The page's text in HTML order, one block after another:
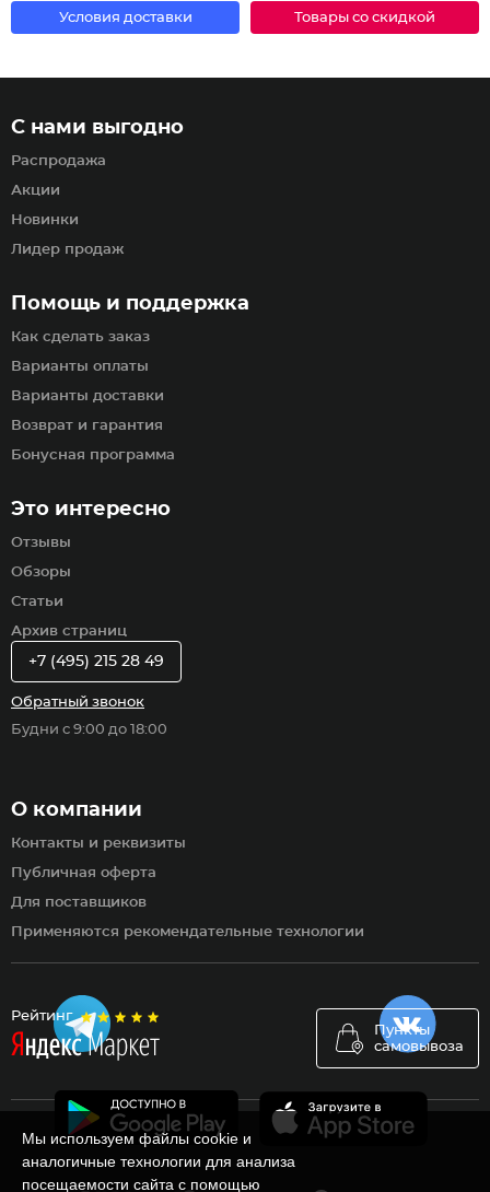
Условия доставки Товары со скидкой
Рейтинг
Пункты
самовывоза
Помощь и поддержка
Как сделать заказ
Варианты оплаты
Варианты доставки
Возврат и гарантия
Бонусная программа
С нами выгодно
Распродажа
Акции
Новинки
Лидер продаж
Это интересно
Отзывы
Обзоры
Статьи
Архив страниц
О компании
Контакты и реквизиты
Публичная оферта
Для поставщиков
Применяются рекомендательные технологии
+7 (495) 215 28 49
Обратный звонок
Будни с 9:00 до 18:00
Мы используем файлы cookie и
аналогичные технологии для анализа
посещаемости сайта с помощью